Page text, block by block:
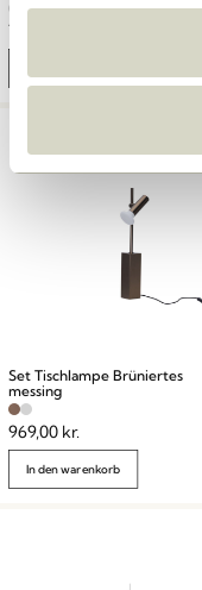
749,00
Set Tischlampe Brüniertes
messing
969,00 kr.
In den warenkorb